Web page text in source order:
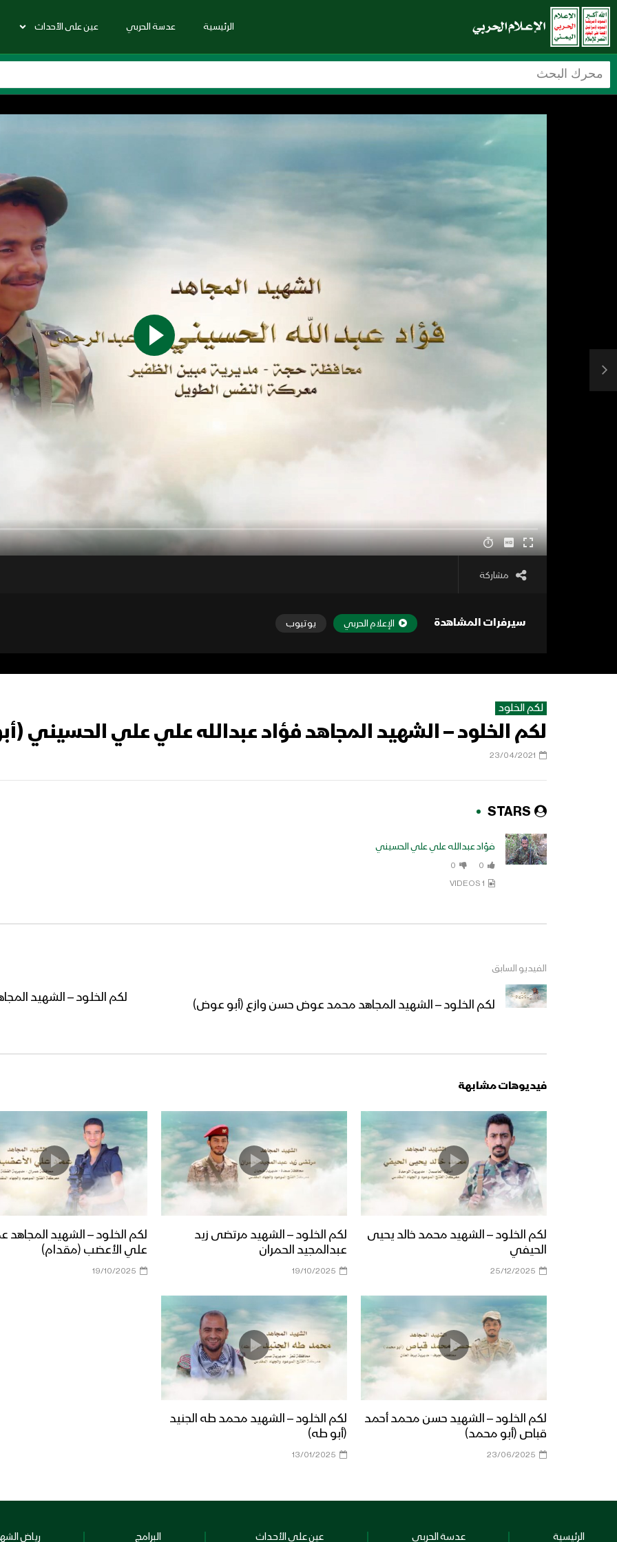
الرئيسية عدسة الحربي عين على الأحداث
مشاركة
سيرفرات المشاهدة الإعلام الحربي يوتيوب
لكم الخلود
لكم الخلود – الشهيد المجاهد فؤاد عبدالله علي علي الحسيني
23/04/2021
STARS
فؤاد عبدالله علي علي الحسيني
0
0
1 VIDEOS
الفيديو السابق
لكم الخلود – الشهيد المجاهد محمد عوض حسن وازع (أبو عوض)
لكم الخلود – الشهيد
فيديوهات مشابهة
لكم الخلود – الشهيد محمد خالد يحيى
الحيفي
25/12/2025
لكم الخلود – الشهيد مرتضى زيد
عبدالمجيد الحمران
19/10/2025
لكم الخلود – الشهيد المجاهد
علي الأعضب (مقدام)
19/10/2025
لكم الخلود – الشهيد حسن محمد أحمد
قباص (أبو محمد)
23/06/2025
لكم الخلود – الشهيد محمد طه الجنيد
(أبو طه)
13/01/2025
الرئيسية عدسة الحربي عين على الأحداث البرامج رياض